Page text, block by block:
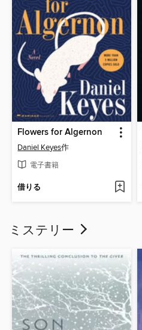
Flowers for Algernon
Daniel Keyes作
電子書籍
借りる
ミステリー